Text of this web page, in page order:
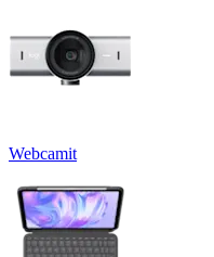
Webcamit